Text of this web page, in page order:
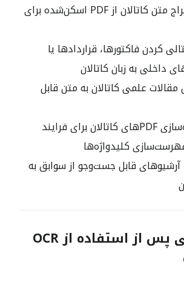
استخراج متن کاتالان از PDF اسکن‌شده برای
کردن فاکتورها، قراردادها یا
داخلی به زبان کاتالان
مقالات علمی کاتالان به متن قابل
آماده‌سازی PDFهای کاتالان برای فرایند
کلیدواژه‌ها
آرشیوهای قابل جست‌وجو از سوابق به
خروجی پس از استفاده از OCR